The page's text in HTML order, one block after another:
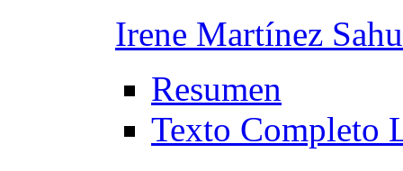
Irene Martínez
Resumen
Texto Completo